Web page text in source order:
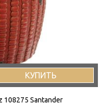
КУПИТЬ
108275 Santander